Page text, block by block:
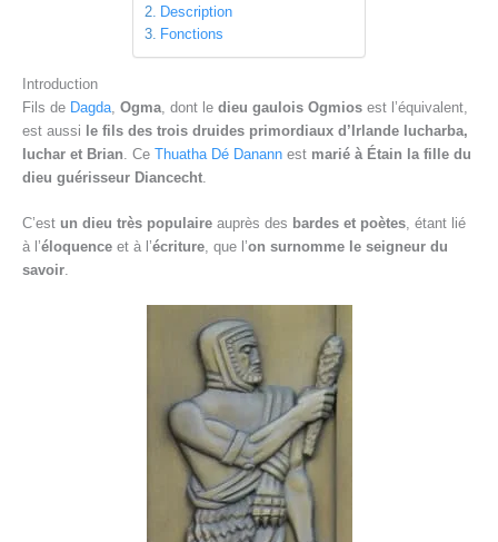
Description
Fonctions
Introduction
Fils de Dagda Ogma , dont le dieu gaulois Ogmios est l’équivalent,
est aussi le fils des trois druides primordiaux d’Irlande Iucharba,
Iuchar et Brian . Ce Thuatha Dé Danann est marié à Étain la fille du
dieu guérisseur Diancecht
C’est un dieu très populaire auprès des bardes et poètes, étant lié
à l’éloquence et à l’écriture, que l’on surnomme le seigneur du
savoir.